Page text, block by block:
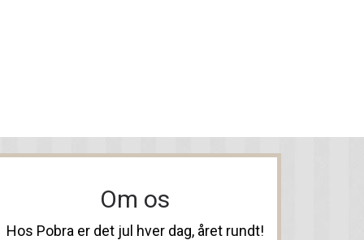
Om os
Hos Pobra er det jul hver dag, året rundt!